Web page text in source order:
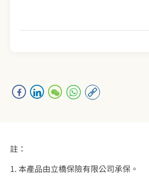
註：
1. 本產品由立橋保險有限公司承保。